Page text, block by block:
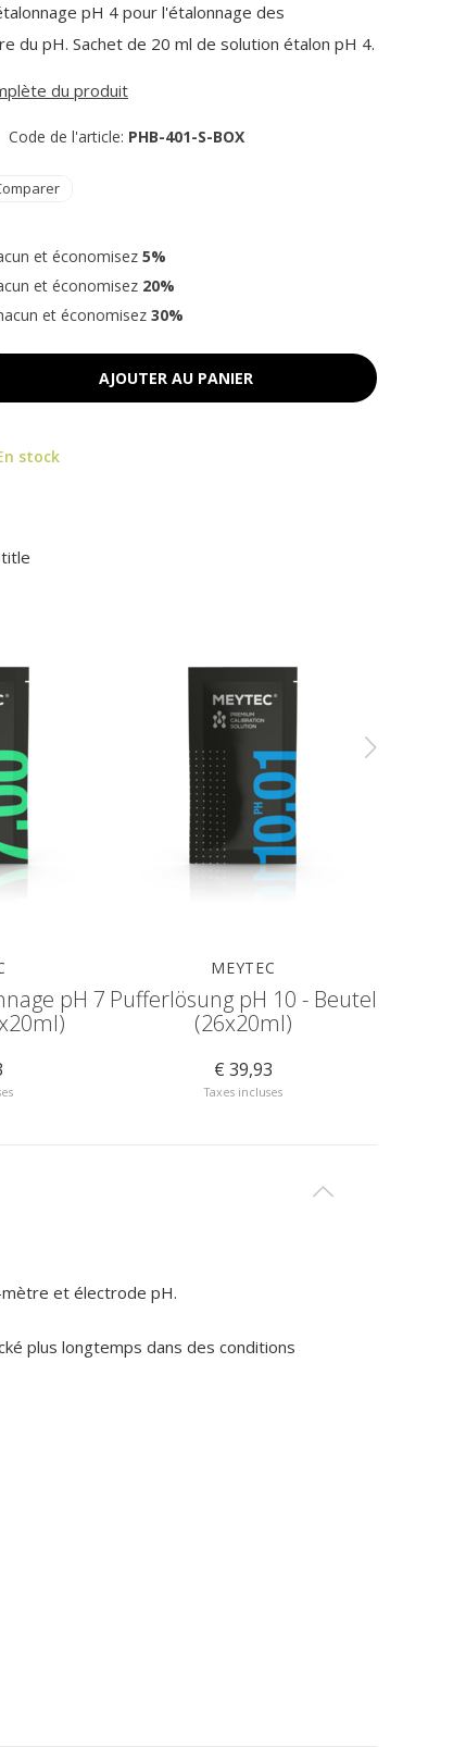
pH 4 pour l'étalonnage des
du pH. Sachet de 20 ml de solution étalon pH 4.
du produit
Code de l'article: PHB-401-S-BOX
et économisez 5%
et économisez 20%
et économisez 30%
AJOUTER AU PANIER
stock
pH 7
MEYTEC
Pufferlösung pH 10 - Beutel
(26x20ml)
€ 39,93
Taxes incluses
mètre et électrode pH.
plus longtemps dans des conditions